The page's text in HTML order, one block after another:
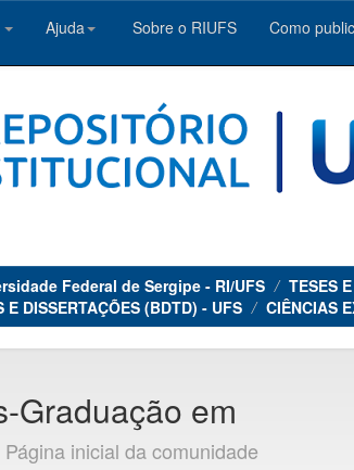
Ajuda Sobre o RIUFS Como
Federal de Sergipe - RI/UFS
TESES
DISSERTAÇÕES (BDTD) - UFS
CIÊNCIAS
Graduação em
Página inicial da comunidade